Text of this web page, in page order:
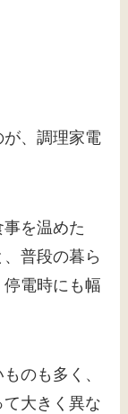
、調理家電
を温めた
普段の暮ら
電時にも幅
のも多く、
大きく異な